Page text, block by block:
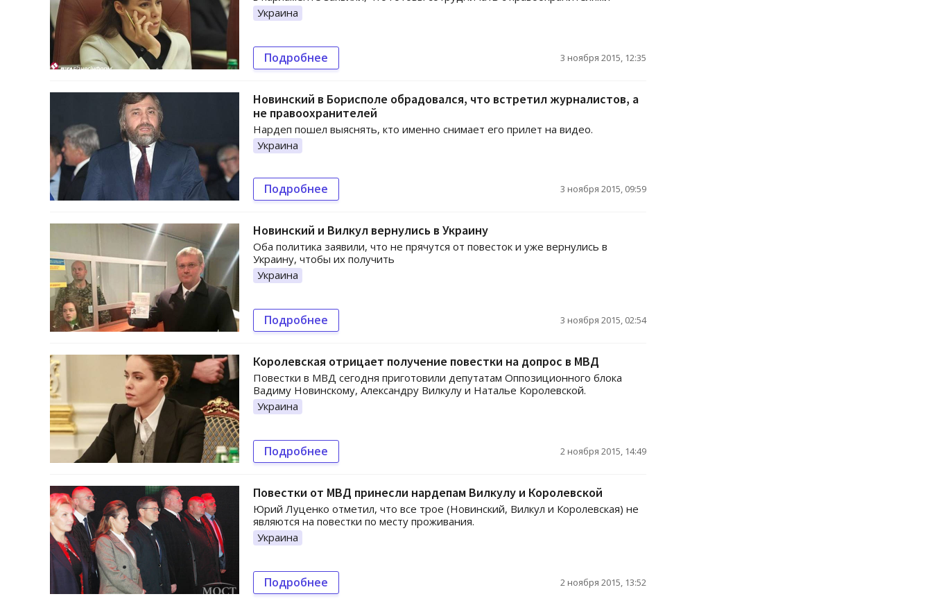
Украина
Подробнее 3 ноября 2015, 12:35
Новинский в Борисполе обрадовался, что встретил журналистов, а
не правоохранителей
Нардеп пошел выяснять, кто именно снимает его прилет на видео.
Украина
Подробнее 3 ноября 2015, 09:59
Новинский и Вилкул вернулись в Украину
Оба политика заявили, что не прячутся от повесток и уже вернулись в
Украину, чтобы их получить
Украина
Подробнее 3 ноября 2015, 02:54
Королевская отрицает получение повестки на допрос в МВД
Повестки в МВД сегодня приготовили депутатам Оппозиционного блока
Вадиму Новинскому, Александру Вилкулу и Наталье Королевской.
Украина
Подробнее 2 ноября 2015, 14:49
Повестки от МВД принесли нардепам Вилкулу и Королевской
Юрий Луценко отметил, что все трое (Новинский, Вилкул и Королевская) не
являются на повестки по месту проживания.
Украина
Подробнее 2 ноября 2015, 13:52